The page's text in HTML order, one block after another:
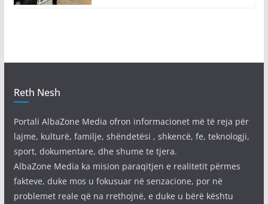
Reth Nesh
Portali AlbaZone Media ofron informacionet më të reja për
lajme, kulturë, familje, shëndetësi , shkencë, fe, teknologji,
sport, dokumentare, dhe shume te tjera.
AlbaZone Media ka mision paraqitjen e realitetit përmes
fakteve, duke mos u fokusuar në senzacione, por në
problemet reale që na rrethojnë, e duke u bërë kështu